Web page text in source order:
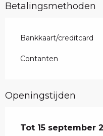
Betalingsmethoden
Bankkaart/creditcard
Contanten
Openingstijden
Vanaf1 juli 2026
Tot 15 september